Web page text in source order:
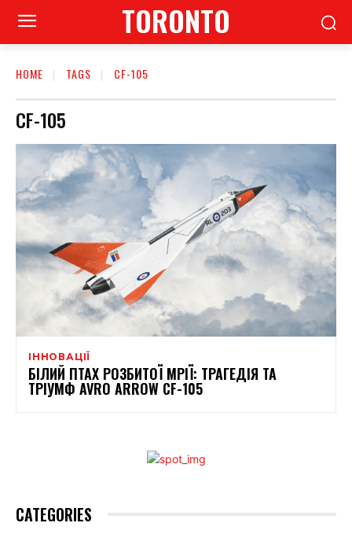
TORONTO
HOME TAGS CF-105
CF-105
ІННОВАЦІЇ
БІЛИЙ ПТАХ РОЗБИТОЇ МРІЇ: ТРАГЕДІЯ ТА
ТРІУМФ AVRO ARROW CF-105
CATEGORIES